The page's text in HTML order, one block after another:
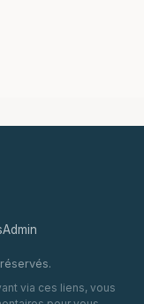
Admin
via ces liens, vous